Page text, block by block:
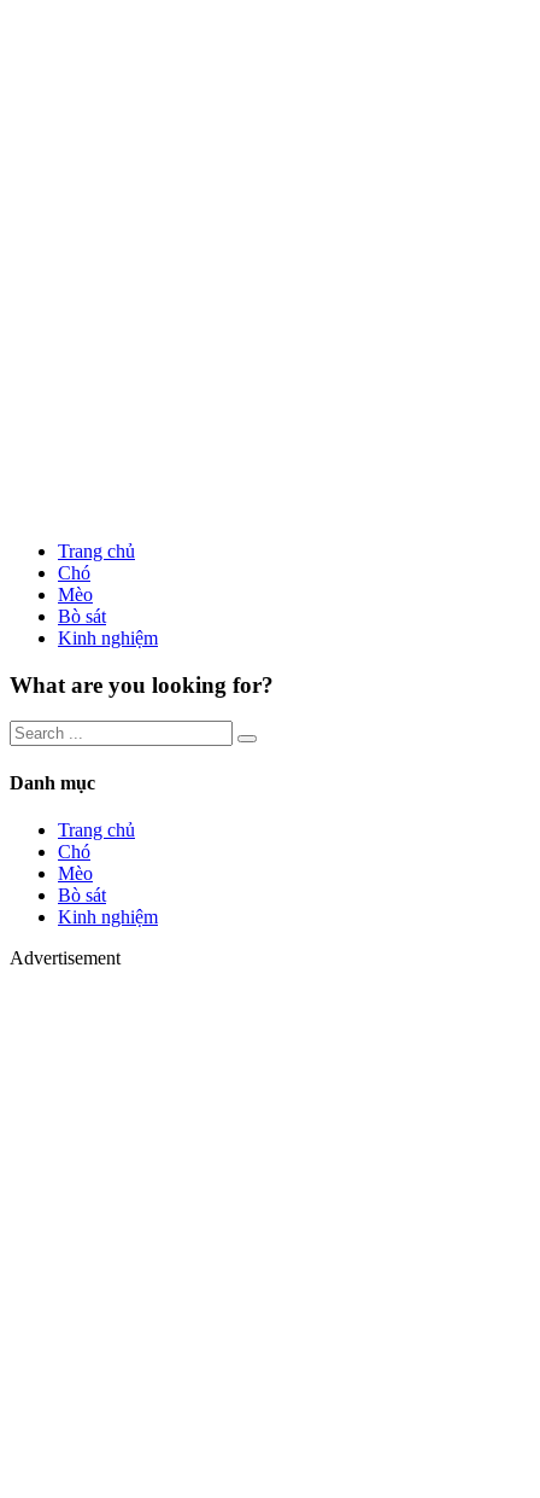
Trang chủ
Chó
Mèo
Bò sát
Kinh nghiệm
What are you looking for?
Danh mục
Trang chủ
Chó
Mèo
Bò sát
Kinh nghiệm
Advertisement